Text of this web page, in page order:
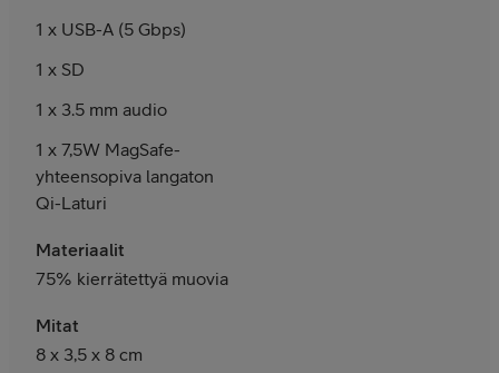
1 x USB-A (5 Gbps)
1 x SD
1 x 3.5 mm audio
1 x 7,5W MagSafe-
yhteensopiva langaton
Qi-Laturi
Materiaalit
75% kierrätettyä muovia
Mitat
8 x 3,5 x 8 cm